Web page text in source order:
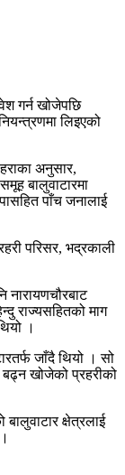
गर्न खोजेपछि
लिइएको
अनुसार,
बालुवाटारमा
पाँच जनालाई
परिसर, भद्रकाली
राज्यसहितको माग
।
जाँदै थियो । सो
बढ्न खोजेको प्रहरीको
क्षेत्रलाई